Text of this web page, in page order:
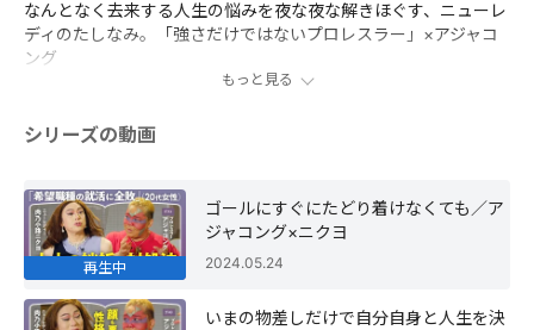
なんとなく去来する人生の悩みを夜な夜な解きほぐす、ニューレ
ディのたしなみ。「強さだけではないプロレスラー」×アジャコ
ング
もっと見る
シリーズの動画
再生中
ゴールにすぐにたどり着けなくても／ア
ジャコング×ニクヨ
2024.05.24
いまの物差しだけで自分自身と人生を決